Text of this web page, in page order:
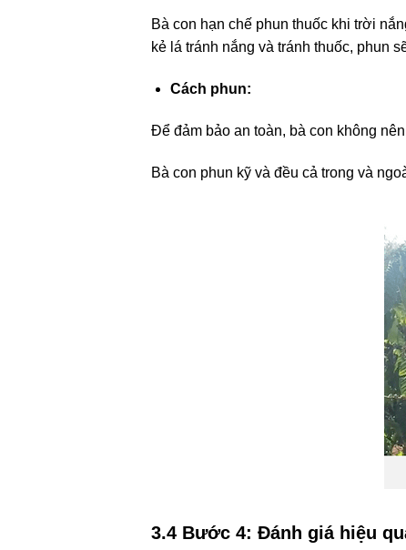
Bà con hạn chế phun thuốc khi trời
kẻ lá tránh nắng và tránh thuốc, phun
Cách phun:
Để đảm bảo an toàn, bà con không
Bà con phun kỹ và đều cả trong và
3.4 Bước 4: Đánh giá hiệu